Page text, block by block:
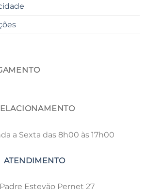
a Sexta das 8h00 às 17h00
Estevão Pernet 27